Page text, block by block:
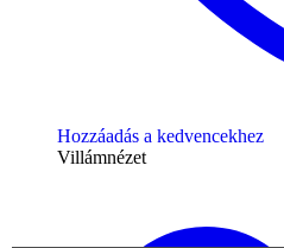
Hozzáadás a kedvencekhez
Villámnézet